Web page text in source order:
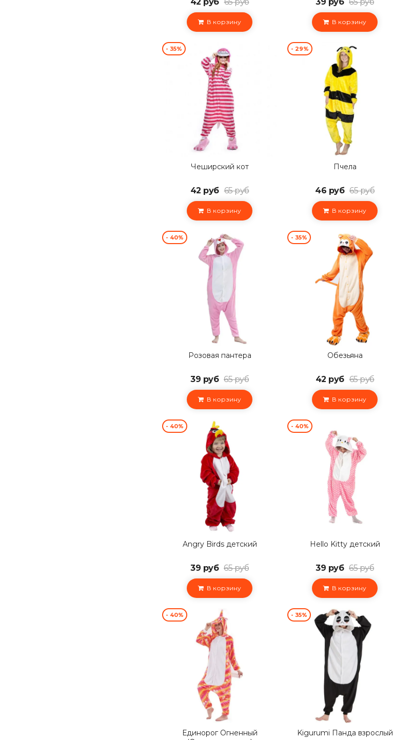
В корзину В корзину
- 35%
Чеширский кот
42 руб 65 руб
В корзину
- 29%
Пчела
46 руб 65 руб
В корзину
- 40%
Розовая пантера
39 руб 65 руб
В корзину
- 35%
Обезьяна
42 руб 65 руб
В корзину
- 40%
Angry Birds детский
39 руб 65 руб
В корзину
- 40%
Hello Kitty детский
39 руб 65 руб
В корзину
- 40%
Единорог Огненный
- 35%
Kigurumi Панда взрослый